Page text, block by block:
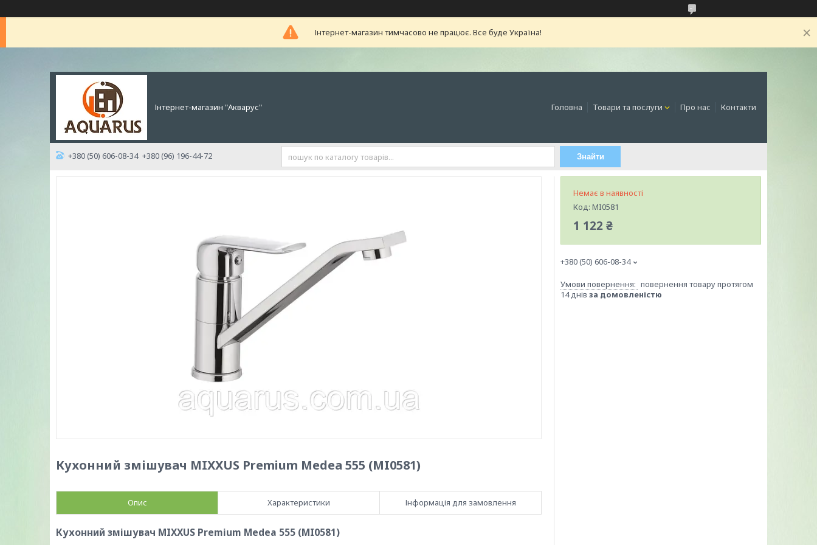
Інтернет-магазин тимчасово не працює. Все буде Україна!
Інтернет-магазин "Акварус" Головна Товари та послуги Про нас Контакти
+380 (50) 606-08-34 +380 (96) 196-44-72 Знайти
Кухонний змішувач MIXXUS Premium Medea 555 (MI0581)
Опис Характеристики Інформація для замовлення
Кухонний змішувач MIXXUS Premium Medea 555 (MI0581)
Немає в наявності
Код: MI0581
1 122 ₴
+380 (50) 606-08-34
повернення товару протягом
14 днів за домовленістю